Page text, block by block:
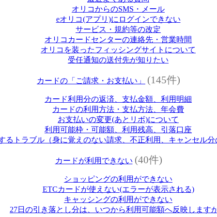
オリコからのSMS・メール
eオリコ(アプリ)にログインできない
サービス・規約等の改定
オリコカードセンターの連絡先・営業時間
オリコを装ったフィッシングサイトについて
受任通知の送付先が知りたい
カードの「ご請求・お支払い」 (145件)
カード利用分の返済、支払金額、利用明細
カードの利用方法・支払方法、年会費
お支払いの変更(あとリボ)について
利用可能枠・可能額、利用残高、引落口座
るトラブル（身に覚えのない請求、不正利用、キャンセル
カードが利用できない (40件)
ショッピングの利用ができない
ETCカードが使えない(エラーが表示される)
キャッシングの利用ができない
27日の引き落とし分は、いつから利用可能額へ反映します